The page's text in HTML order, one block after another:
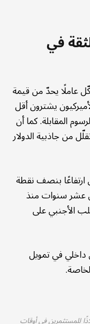
في
عاملًا يحدّ من قيمة
يشترون أقل
المقابلة. كما أن
من جاذبية الدولار
ارتفاعًا بنصف نقطة
عشر سنوات منذ
الأجنبي على
داخلي في تمويل
للمستثمرين في أوقات